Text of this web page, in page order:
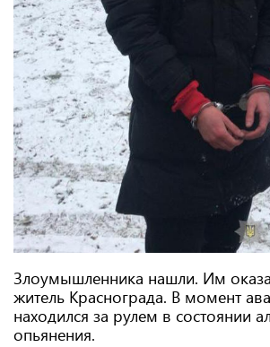
Злоумышленника нашли. Им
житель Краснограда. В момент
находился за рулем в состоянии
опьянения.